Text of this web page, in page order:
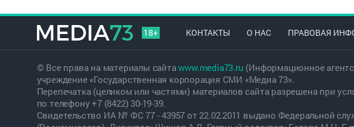
18+ КОНТАКТЫ О НАС ПРАВОВАЯ
© Все права на материалы сайтаwww.media73.ru (Информационное
учреждение «Государственная корпорация СМИ «Медиа 73».
Перепечатка (целиком или частями) материалов сайта разрешена при
по телефону +7 (8422) 30-19-39.
Свидетельство ИА № ФС 77 - 43957 от 22.02.2011 выдано Федеральной